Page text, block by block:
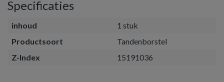
Specificaties
inhoud
1 stuk
Productsoort
Tandenborstel
Z-Index
15191036